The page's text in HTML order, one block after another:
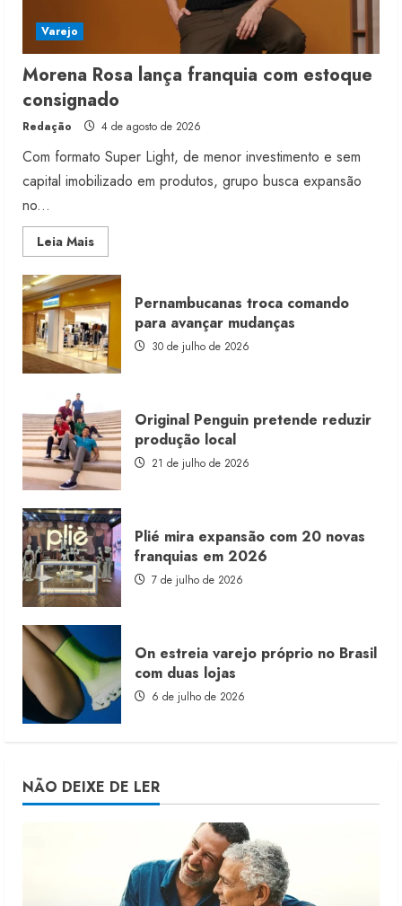
Varejo
Morena Rosa lança franquia com estoque
consignado
Redação 4 de agosto de 2026
Com formato Super Light, de menor investimento e sem
capital imobilizado em produtos, grupo busca expansão
no...
Leia MaisRead
more
Morena
Rosa
lança
franquia
com
estoque
consignado
Pernambucanas troca comando
para avançar mudanças
30 de julho de 2026
Original Penguin pretende reduzir
produção local
21 de julho de 2026
Plié mira expansão com 20 novas
franquias em 2026
7 de julho de 2026
On estreia varejo próprio no Brasil
com duas lojas
6 de julho de 2026
NÃO DEIXE DE LER